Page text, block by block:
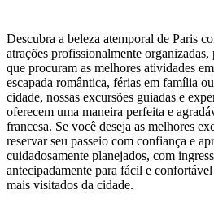
Descubra a beleza atemporal de Paris
atrações profissionalmente organizadas,
que procuram as melhores atividades
escapada romântica, férias em família
cidade, nossas excursões guiadas e
oferecem uma maneira perfeita e
francesa. Se você deseja as melhores
reservar seu passeio com confiança e
cuidadosamente planejados, com
antecipadamente para fácil e
mais visitados da cidade.